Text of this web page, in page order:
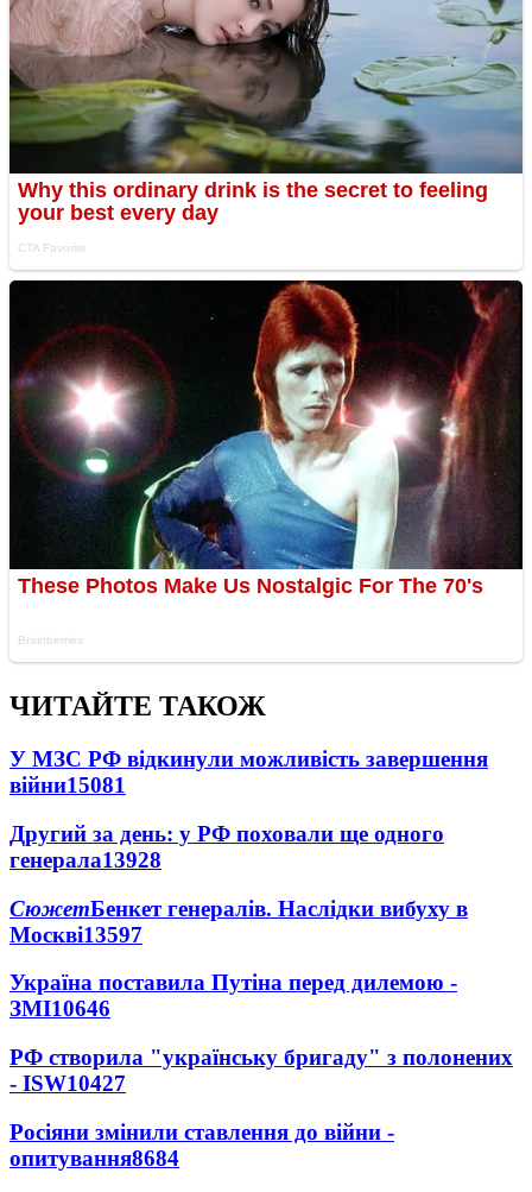
ЧИТАЙТЕ ТАКОЖ
У МЗС РФ відкинули можливість завершення
війни15081
Другий за день: у РФ поховали ще одного
генерала13928
СюжетБенкет генералів. Наслідки вибуху в
Москві13597
Україна поставила Путіна перед дилемою -
ЗМІ10646
РФ створила "українську бригаду" з полонених
- ISW10427
Росіяни змінили ставлення до війни -
опитування8684